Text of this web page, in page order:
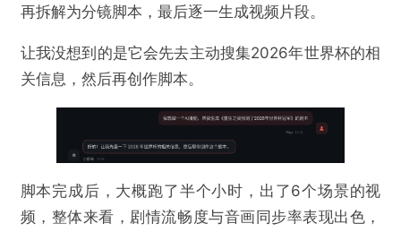
再拆解为分镜脚本，最后逐一生成视频片段。
让我没想到的是它会先去主动搜集2026年世界杯的相
关信息，然后再创作脚本。
脚本完成后，大概跑了半个小时，出了6个场景的视
频，整体来看，剧情流畅度与音画同步率表现出色，